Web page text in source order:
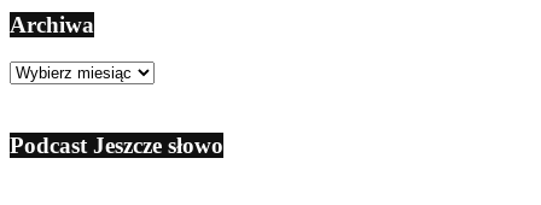
Archiwa
Archiwa
Podcast Jeszcze słowo